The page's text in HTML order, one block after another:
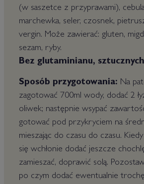
(w saszetce z przyprawami),
marchewka, seler, czosnek,
vergin. Może zawierać: gluten,
sezam, ryby.
Bez glutaminianu,
Sposób przygotowania: Na
zagotować 700ml wody, dodać 2
oliwek; następnie wsypać
gotować pod przykryciem na
mieszając do czasu do czasu.
się wchłonie dodać jeszcze
zamieszać, doprawić solą.
po czym dodać ewentualnie